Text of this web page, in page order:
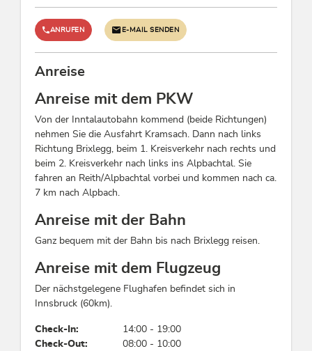
Wellness
Infrarotkabine, Freiluftbad ungeheizt, Dampfbad,
Sauna
Verpflegung
Salatbuffet täglich, Glutenfreie Kost, Restaurant
à la carte, Menüwahl möglich, Lunchpaket,
Halbpension möglich
Lage
Zentrale Lage, Am Wanderweg
Kinder
Kinderermäßigung, Kinderfreundlich,
Kinderspielzimmer, Gitterbett / Babybett,
Kinderhochstuhl
ANRUFEN E-MAIL SENDEN
Anreise
Anreise mit dem PKW
Von der Inntalautobahn kommend (beide Richtungen)
nehmen Sie die Ausfahrt Kramsach. Dann nach links
Richtung Brixlegg, beim 1. Kreisverkehr nach rechts und
beim 2. Kreisverkehr nach links ins Alpbachtal. Sie
fahren an Reith/Alpbachtal vorbei und kommen nach ca.
7 km nach Alpbach.
Anreise mit der Bahn
Ganz bequem mit der Bahn bis nach Brixlegg reisen.
Anreise mit dem Flugzeug
Der nächstgelegene Flughafen befindet sich in
Innsbruck (60km).
Check-In:
14:00 - 19:00
Check-Out:
08:00 - 10:00